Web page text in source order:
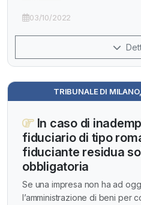
03/10/2022
TRIBUNALE DI
In caso di
fiduciario di tipo
fiduciante residua
obbligatoria
Se una impresa non ha ad
l’amministrazione di beni per